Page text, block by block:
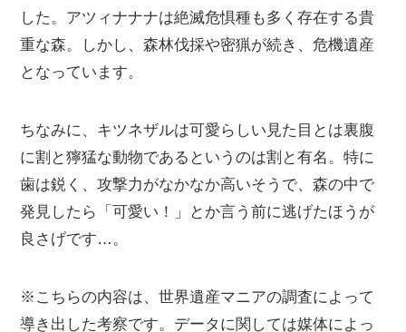
した。アツィナナナは絶滅危惧種も多く存在する貴
重な森。しかし、森林伐採や密猟が続き、危機遺産
となっています。
ちなみに、キツネザルは可愛らしい見た目とは裏腹
に割と獰猛な動物であるというのは割と有名。特に
歯は鋭く、攻撃力がなかなか高いそうで、森の中で
発見したら「可愛い！」とか言う前に逃げたほうが
良さげです…。
※こちらの内容は、世界遺産マニアの調査によって
導き出した考察です。データに関しては媒体によっ